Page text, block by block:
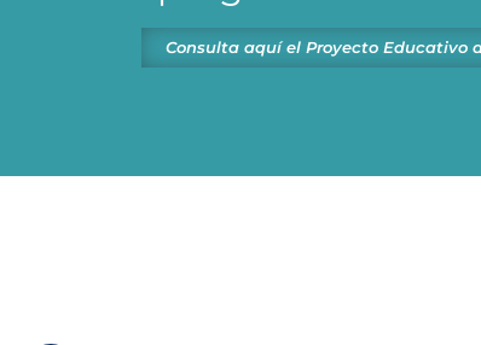
Consulta aquí el Proyecto Educativo